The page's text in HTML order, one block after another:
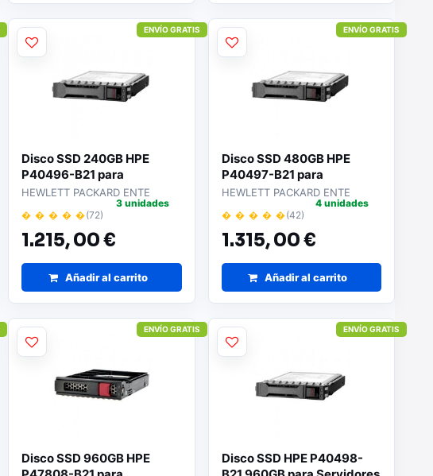
Disco SSD 240GB HPE
P40496-B21 para
Servidores
HEWLETT PACKARD ENTE
� � � � �(72)
1.215,00 €
3 unidades
Añadir al carrito
ENVÍO GRATIS
Disco SSD 480GB HPE
P40497-B21 para
Servidores
HEWLETT PACKARD ENTE
� � � � �(42)
1.315,00 €
4 unidades
Añadir al carrito
ENVÍO GRATIS
Disco SSD 960GB HPE
ENVÍO GRATIS
Disco SSD HPE P40498-
ENVÍO GRATIS